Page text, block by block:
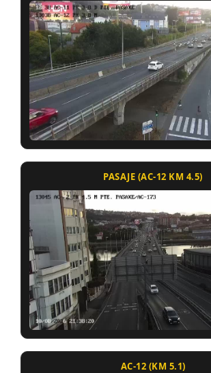
PASAJE (AC-12 KM 4.5)
AC-12 (KM 5.1)